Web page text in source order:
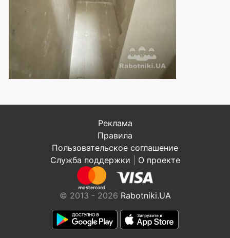
Реклама
Правила
Пользовательское соглашение
Служба поддержки
О проекте
© 2013 - 2026 Rabotniki.UA